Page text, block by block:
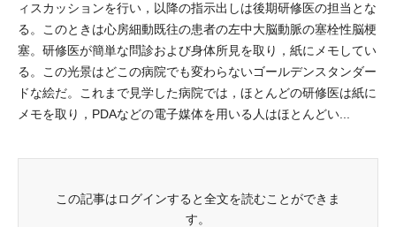
ィスカッションを行い，以降の指示出しは後期研修医の担当とな
る。このときは心房細動既往の患者の左中大脳動脈の塞栓性脳梗
塞。研修医が簡単な問診および身体所見を取り，紙にメモしてい
る。この光景はどこの病院でも変わらないゴールデンスタンダー
ドな絵だ。これまで見学した病院では，ほとんどの研修医は紙に
メモを取り，PDAなどの電子媒体を用いる人はほとんどい...
この記事はログインすると全文を読むことができま
す。